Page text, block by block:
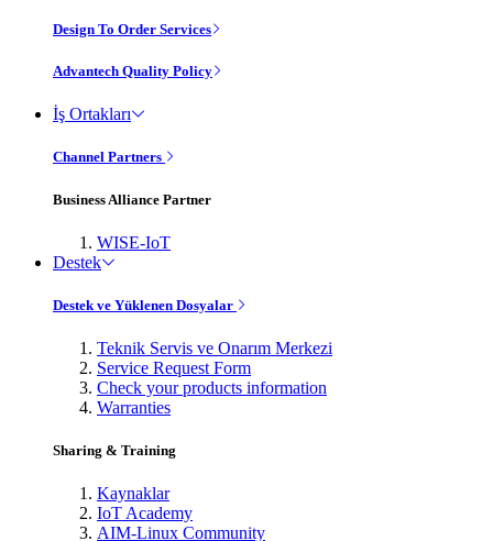
Design To Order Services
Advantech Quality Policy
İş Ortakları
Channel Partners
Business Alliance Partner
WISE-IoT
Destek
Destek ve Yüklenen Dosyalar
Teknik Servis ve Onarım Merkezi
Service Request Form
Check your products information
Warranties
Sharing & Training
Kaynaklar
IoT Academy
AIM-Linux Community